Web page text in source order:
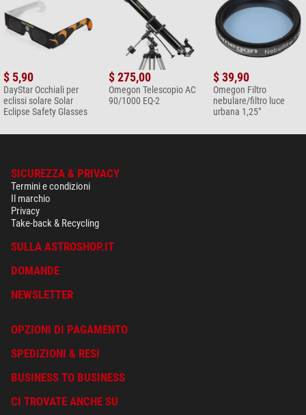
$ 5,90
DayStar Occhiali per
eclissi solare Solar
Eclipse Safety Glasses
$ 275,00
Omegon Telescopio AC
90/1000 EQ-2
$ 39,90
Omegon Filtro
nebulare/filtro luce
urbana 1,25"
SICUREZZA & PRIVACY
Termini e condizioni
Il marchio
Privacy
Take-back & Recycling
SULLA ASTROSHOP.IT
DOMANDE
NEWSLETTER
OPZIONI DI PAGAMENTO
SPEDIZIONI & RESI
BUSINESS TO BUSINESS
CI TROVATE ANCHE SU